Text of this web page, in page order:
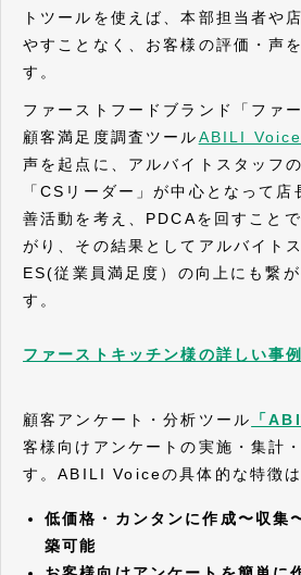
トツールを使えば、本部担当者や
やすことなく、お客様の評価・声
す。
ファーストフードブランド「ファ
顧客満足度調査ツールABILI Voice
声を起点に、アルバイトスタッフ
「CSリーダー」が中心となって
善活動を考え、PDCAを回すこと
がり、その結果としてアルバイト
ES(従業員満足度）の向上にも繋
す。
ファーストキッチン様の詳しい事
顧客アンケート・分析ツール 「
客様向けアンケートの実施・集計
す。ABILI Voiceの具体的な特徴は
低価格・カンタンに作成〜収集
築可能